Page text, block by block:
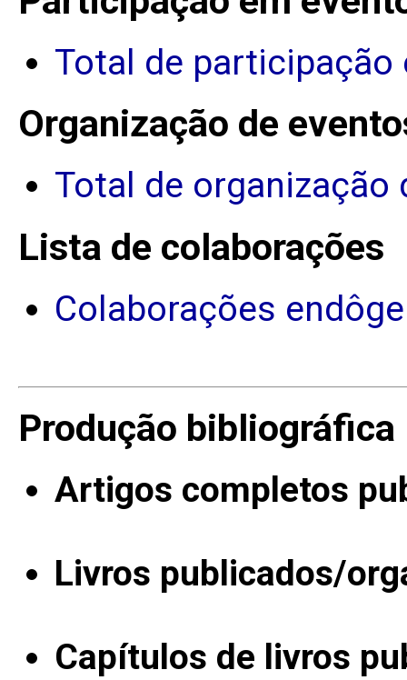
Total de participação
Organização de
Total de organização
Lista de colaborações
Colaborações
Produção bibliográfica
Artigos completos
Livros publicados/
Capítulos de livros